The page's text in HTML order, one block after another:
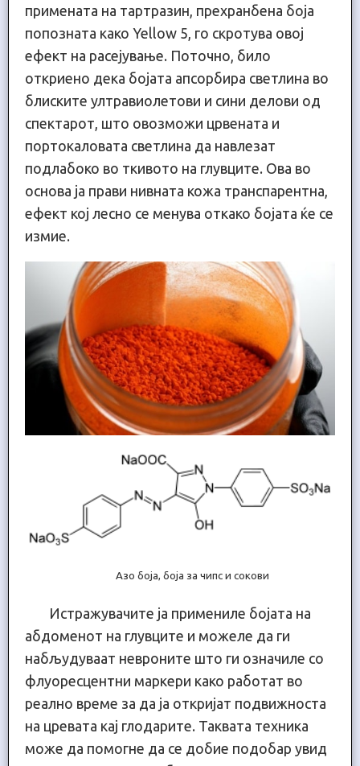
примената на тартразин, прехранбена боја
попозната како Yellow 5, го скротува овој
ефект на расејување. Поточно, било
откриено дека бојата апсорбира светлина во
блиските ултравиолетови и сини делови од
спектарот, што овозможи црвената и
портокаловата светлина да навлезат
подлабоко во ткивото на глувците. Ова во
основа ја прави нивната кожа транспарентна,
ефект кој лесно се менува откако бојата ќе се
измие.
Aзо боја, боја за чипс и сокови
Истражувачите ја примениле бојата на
абдоменот на глувците и можеле да ги
набљудуваат невроните што ги означиле со
флуоресцентни маркери како работат во
реално време за да ја откријат подвижноста
на цревата кај глодарите. Таквата техника
може да помогне да се добие подобар увид